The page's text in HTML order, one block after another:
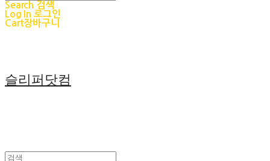
Search 검색
Log In 로그인
Cart장바구니
슬리퍼닷컴